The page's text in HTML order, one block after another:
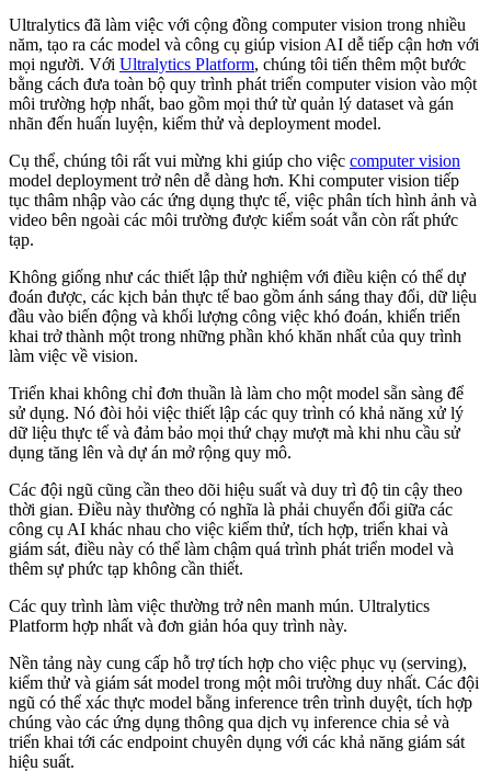
Ultralytics đã làm việc với cộng đồng computer vision trong nhiều
năm, tạo ra các model và công cụ giúp vision AI dễ tiếp cận hơn với
mọi người. Với Ultralytics Platform, chúng tôi tiến thêm một bước
bằng cách đưa toàn bộ quy trình phát triển computer vision vào một
môi trường hợp nhất, bao gồm mọi thứ từ quản lý dataset và gán
nhãn đến huấn luyện, kiểm thử và deployment model.
Cụ thể, chúng tôi rất vui mừng khi giúp cho việc computer vision
model deployment trở nên dễ dàng hơn. Khi computer vision tiếp
tục thâm nhập vào các ứng dụng thực tế, việc phân tích hình ảnh và
video bên ngoài các môi trường được kiểm soát vẫn còn rất phức
tạp.
Không giống như các thiết lập thử nghiệm với điều kiện có thể dự
đoán được, các kịch bản thực tế bao gồm ánh sáng thay đổi, dữ liệu
đầu vào biến động và khối lượng công việc khó đoán, khiến triển
khai trở thành một trong những phần khó khăn nhất của quy trình
làm việc về vision.
Triển khai không chỉ đơn thuần là làm cho một model sẵn sàng để
sử dụng. Nó đòi hỏi việc thiết lập các quy trình có khả năng xử lý
dữ liệu thực tế và đảm bảo mọi thứ chạy mượt mà khi nhu cầu sử
dụng tăng lên và dự án mở rộng quy mô.
Các đội ngũ cũng cần theo dõi hiệu suất và duy trì độ tin cậy theo
thời gian. Điều này thường có nghĩa là phải chuyển đổi giữa các
công cụ AI khác nhau cho việc kiểm thử, tích hợp, triển khai và
giám sát, điều này có thể làm chậm quá trình phát triển model và
thêm sự phức tạp không cần thiết.
Các quy trình làm việc thường trở nên manh mún. Ultralytics
Platform hợp nhất và đơn giản hóa quy trình này.
Nền tảng này cung cấp hỗ trợ tích hợp cho việc phục vụ (serving),
kiểm thử và giám sát model trong một môi trường duy nhất. Các đội
ngũ có thể xác thực model bằng inference trên trình duyệt, tích hợp
chúng vào các ứng dụng thông qua dịch vụ inference chia sẻ và
triển khai tới các endpoint chuyên dụng với các khả năng giám sát
hiệu suất.